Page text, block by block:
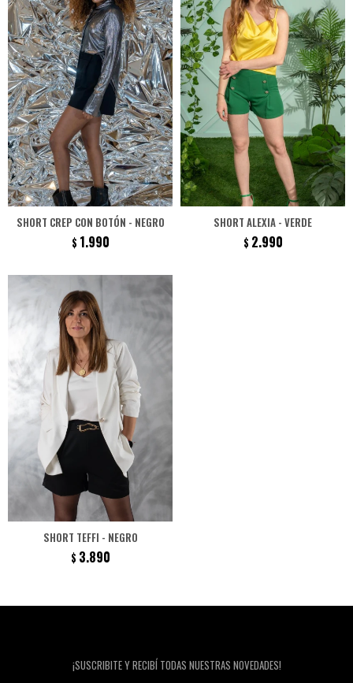
SHORT CREP CON BOTÓN - NEGRO
$ 1.990
SHORT ALEXIA - VERDE
$ 2.990
SHORT TEFFI - NEGRO
$ 3.890
¡SUSCRIBITE Y RECIBÍ TODAS NUESTRAS NOVEDADES!